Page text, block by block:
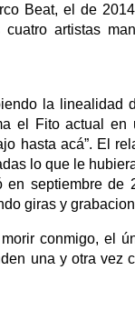
Beat, el de
artistas
la linealidad
el Fito actual
hasta acá”. El
lo que le
en septiembre de
giras y
conmigo, el
una y otra vez